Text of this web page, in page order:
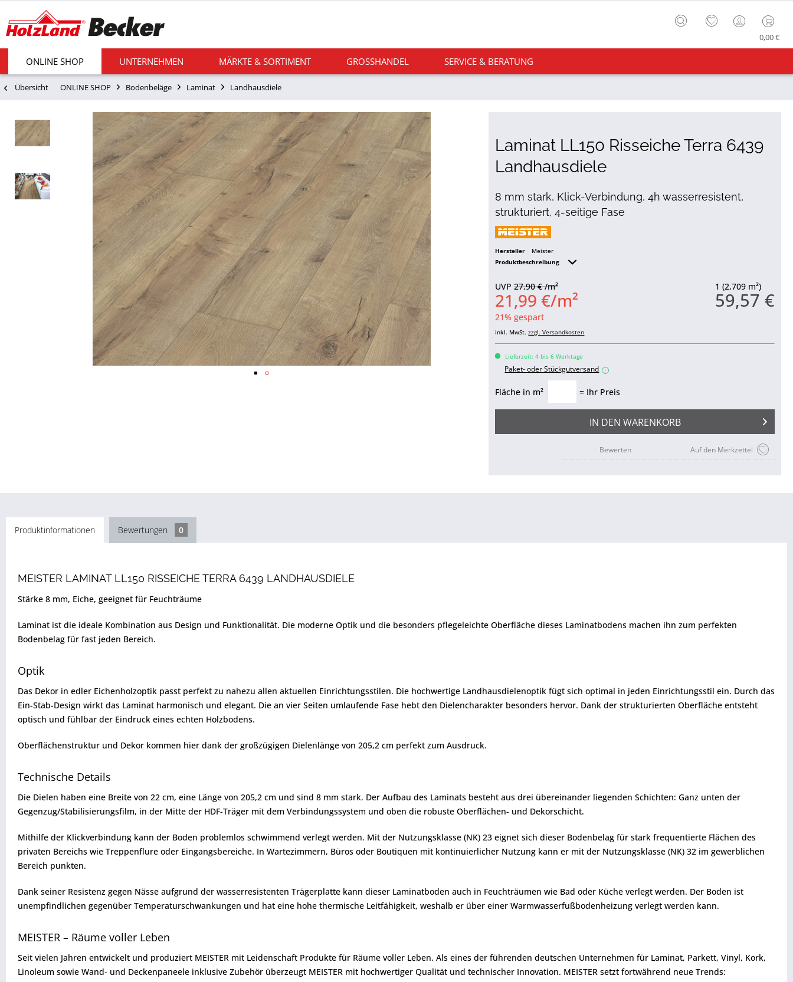
0,00 €
ONLINE SHOP UNTERNEHMEN MÄRKTE & SORTIMENT GROSSHANDEL SERVICE & BERATUNG
Übersicht ONLINE SHOP Bodenbeläge Laminat Landhausdiele
Laminat LL150 Risseiche Terra 6439
Landhausdiele
8 mm stark, Klick-Verbindung, 4h wasserresistent,
strukturiert, 4-seitige Fase
Hersteller
Meister
Produktbeschreibung
1 (2,709 m²)
59,57 €
UVP27,90 € /m²
21,99 €/m²
21% gespart
inkl. MwSt.zzgl. Versandkosten
Lieferzeit: 4 bis 6 Werktage
Paket- oder Stückgutversand i
Fläche in m² = Ihr Preis
IN DEN WARENKORB
Auf den Merkzettel
Bewerten
Produktinformationen Bewertungen 0
MEISTER LAMINAT LL150 RISSEICHE TERRA 6439 LANDHAUSDIELE
Stärke 8 mm, Eiche, geeignet für Feuchträume
Laminat ist die ideale Kombination aus Design und Funktionalität. Die moderne Optik und die besonders pflegeleichte Oberfläche dieses Laminatbodens machen ihn zum perfekten
Bodenbelag für fast jeden Bereich.
Optik
Das Dekor in edler Eichenholzoptik passt perfekt zu nahezu allen aktuellen Einrichtungsstilen. Die hochwertige Landhausdielenoptik fügt sich optimal in jeden Einrichtungsstil ein. Durch das
Ein-Stab-Design wirkt das Laminat harmonisch und elegant. Die an vier Seiten umlaufende Fase hebt den Dielencharakter besonders hervor. Dank der strukturierten Oberfläche entsteht
optisch und fühlbar der Eindruck eines echten Holzbodens.
Oberflächenstruktur und Dekor kommen hier dank der großzügigen Dielenlänge von 205,2 cm perfekt zum Ausdruck.
Technische Details
Die Dielen haben eine Breite von 22 cm, eine Länge von 205,2 cm und sind 8 mm stark. Der Aufbau des Laminats besteht aus drei übereinander liegenden Schichten: Ganz unten der
Gegenzug/Stabilisierungsfilm, in der Mitte der HDF-Träger mit dem Verbindungssystem und oben die robuste Oberflächen- und Dekorschicht.
Mithilfe der Klickverbindung kann der Boden problemlos schwimmend verlegt werden. Mit der Nutzungsklasse (NK) 23 eignet sich dieser Bodenbelag für stark frequentierte Flächen des
privaten Bereichs wie Treppenflure oder Eingangsbereiche. In Wartezimmern, Büros oder Boutiquen mit kontinuierlicher Nutzung kann er mit der Nutzungsklasse (NK) 32 im gewerblichen
Bereich punkten.
Dank seiner Resistenz gegen Nässe aufgrund der wasserresistenten Trägerplatte kann dieser Laminatboden auch in Feuchträumen wie Bad oder Küche verlegt werden. Der Boden ist
unempfindlichen gegenüber Temperaturschwankungen und hat eine hohe thermische Leitfähigkeit, weshalb er über einer Warmwasserfußbodenheizung verlegt werden kann.
MEISTER – Räume voller Leben
Seit vielen Jahren entwickelt und produziert MEISTER mit Leidenschaft Produkte für Räume voller Leben. Als eines der führenden deutschen Unternehmen für Laminat, Parkett, Vinyl, Kork,
Linoleum sowie Wand- und Deckenpaneele inklusive Zubehör überzeugt MEISTER mit hochwertiger Qualität und technischer Innovation. MEISTER setzt fortwährend neue Trends: